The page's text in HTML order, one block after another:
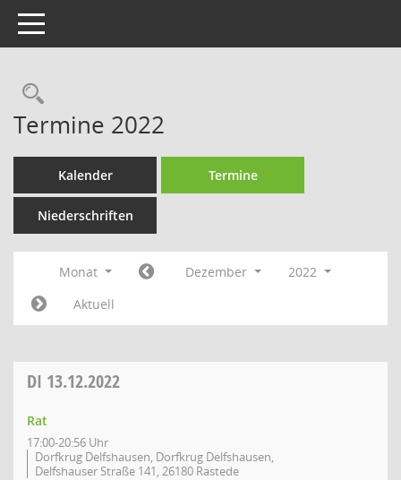
Toggle navigation
Rechercheauswahl
Termine 2022
Kalender Termine
Niederschriften
Monat Dezember
2022
Aktuell
DI 13.12.2022
Rat
17:00-20:56 Uhr
Dorfkrug Delfshausen, Dorfkrug Delfshausen,
Delfshauser Straße 141, 26180 Rastede